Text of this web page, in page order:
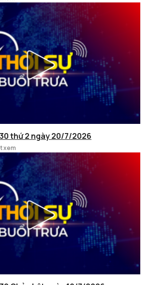
thứ 2 ngày 20/7/2026
xem